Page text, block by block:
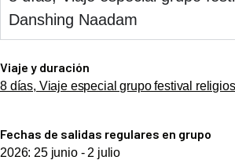
Danshing Naadam
Viaje y duración
8 días, Viaje especial grupo festival
Fechas de salidas regulares en grupo
2026: 25 junio - 2 julio